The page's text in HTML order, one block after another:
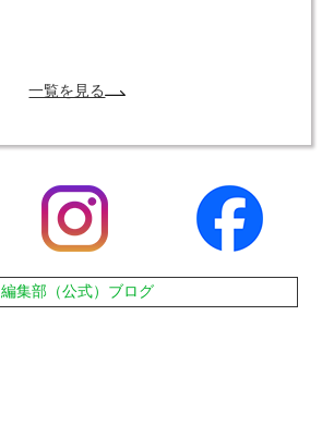
一覧を見る
編集部（公式）ブログ